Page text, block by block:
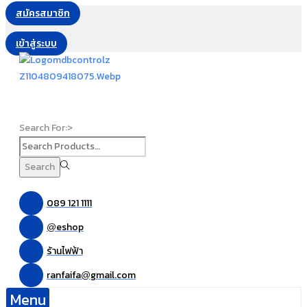
สมัครสมาชิก
เข้าสู่ระบบ
Search For:>
Search
089 121 1111
@eshop
ร้านไฟฟ้า
ranfaifa@gmail.com
Menu